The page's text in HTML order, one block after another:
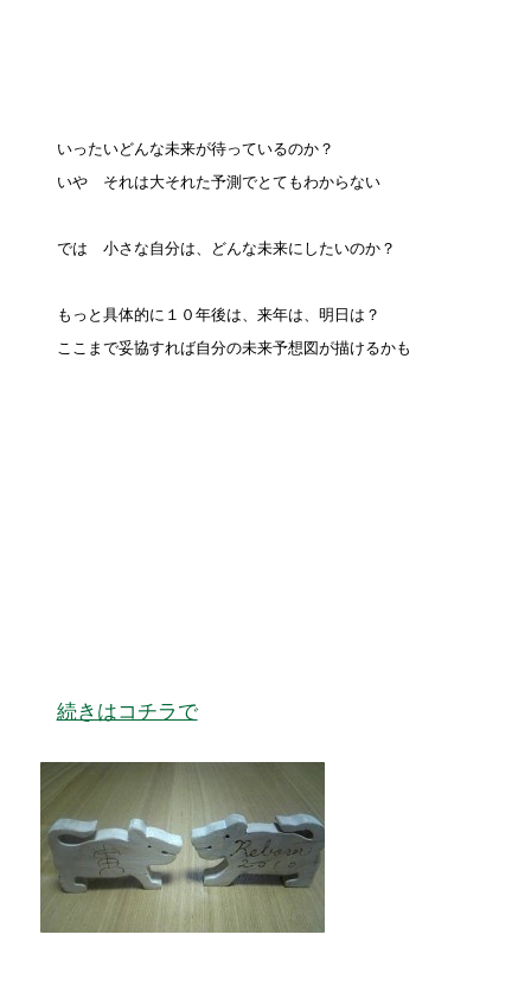
いったいどんな未来が待っているのか？
いや それは大それた予測でとてもわからない
では 小さな自分は、どんな未来にしたいのか？
もっと具体的に１０年後は、来年は、明日は？
ここまで妥協すれば自分の未来予想図が描けるかも
続きはコチラで